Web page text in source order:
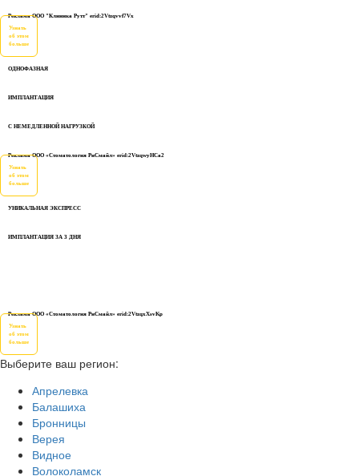
Реклама ООО "Клиника Рутт" erid:2Vtzqvvf7Vx
Узнать
об этом
больше
ОДНОФАЗНАЯ
ИМПЛАНТАЦИЯ
С НЕМЕДЛЕННОЙ НАГРУЗКОЙ
Реклама ООО «Стоматология РиСмайл» erid:2VtzqwyHCa2
Узнать
об этом
больше
УНИКАЛЬНАЯ ЭКСПРЕСС
ИМПЛАНТАЦИЯ ЗА 3 ДНЯ
Реклама ООО «Стоматология РиСмайл» erid:2VtzqxXsvKp
Узнать
об этом
больше
Выберите ваш регион:
Апрелевка
Балашиха
Бронницы
Верея
Видное
Волоколамск